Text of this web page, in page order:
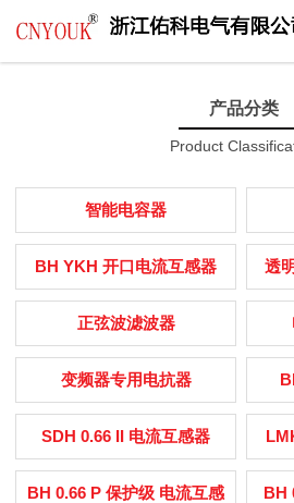
产品分类
Product
智能电容器
BH YKH 开口电流互感器 透
正弦波滤波器
变频器专用电抗器
SDH 0.66 II 电流互感器
BH 0.66 P 保护级 电流互感 BH